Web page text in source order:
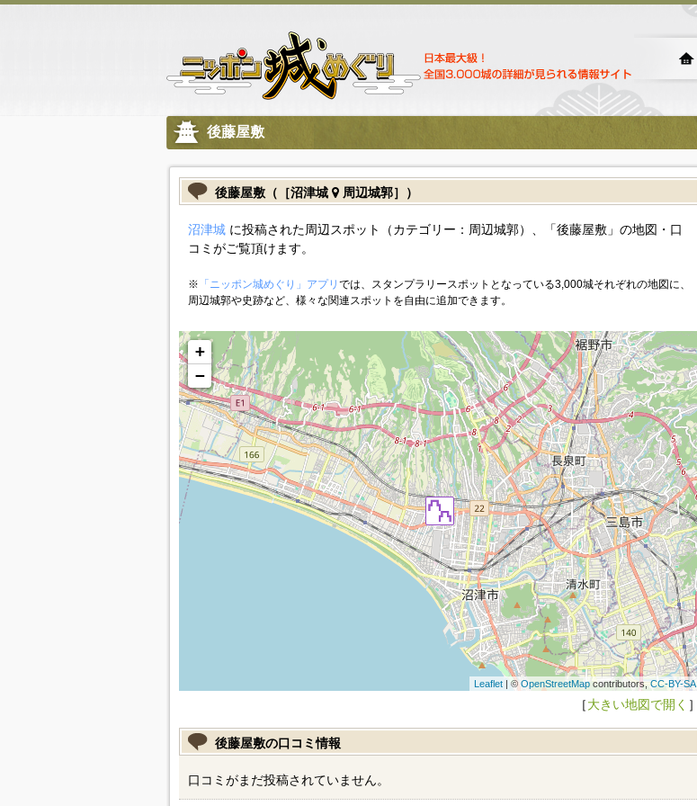
後藤屋敷
後藤屋敷（［沼津城 周辺城郭］）
沼津城に投稿された周辺スポット（カテゴリー：周辺城郭）、「後藤屋敷」の地図・口
コミがご覧頂けます。
※ 「ニッポン城めぐり」アプリ では、スタンプラリースポットとなっている3,000城それぞれの地図に、
周辺城郭や史跡など、様々な関連スポットを自由に追加できます。
+
−
Leaflet| © OpenStreetMapcontributors,CC-BY-SA
［大きい地図で開く ］
後藤屋敷の口コミ情報
口コミがまだ投稿されていません。